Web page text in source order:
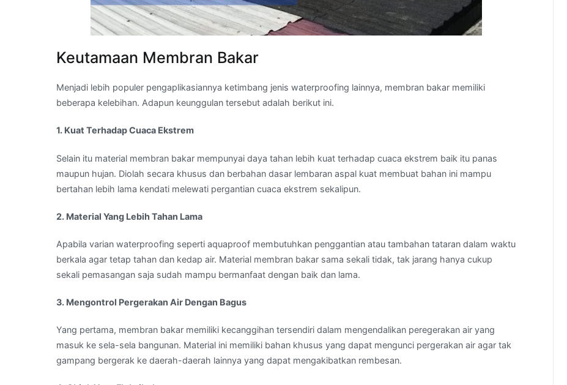
Keutamaan Membran Bakar
Menjadi lebih populer pengaplikasiannya ketimbang jenis waterproofing lainnya, membran bakar memiliki
beberapa kelebihan. Adapun keunggulan tersebut adalah berikut ini.
1. Kuat Terhadap Cuaca Ekstrem
Selain itu material membran bakar mempunyai daya tahan lebih kuat terhadap cuaca ekstrem baik itu panas
maupun hujan. Diolah secara khusus dan berbahan dasar lembaran aspal kuat membuat bahan ini mampu
bertahan lebih lama kendati melewati pergantian cuaca ekstrem sekalipun.
2. Material Yang Lebih Tahan Lama
Apabila varian waterproofing seperti aquaproof membutuhkan penggantian atau tambahan tataran dalam waktu
berkala agar tetap tahan dan kedap air. Material membran bakar sama sekali tidak, tak jarang hanya cukup
sekali pemasangan saja sudah mampu bermanfaat dengan baik dan lama.
3. Mengontrol Pergerakan Air Dengan Bagus
Yang pertama, membran bakar memiliki kecanggihan tersendiri dalam mengendalikan peregerakan air yang
masuk ke sela-sela bangunan. Material ini memiliki bahan khusus yang dapat mengunci pergerakan air agar tak
gampang bergerak ke daerah-daerah lainnya yang dapat mengakibatkan rembesan.